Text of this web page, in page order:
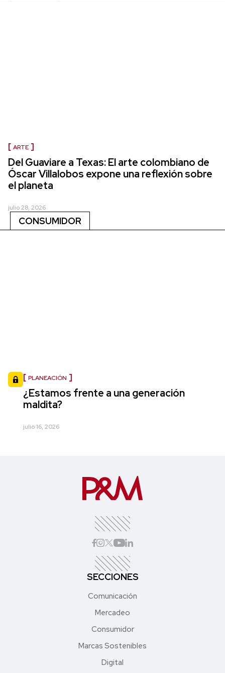
ARTE
Del Guaviare a Texas: El arte colombiano de
Óscar Villalobos expone una reflexión sobre
el planeta
julio 28, 2026
CONSUMIDOR
PLANEACIÓN
¿Estamos frente a una generación
maldita?
julio 16, 2026
SECCIONES
Comunicación
Mercadeo
Consumidor
Marcas Sostenibles
Digital